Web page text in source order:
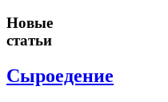
Новые
статьи
Сыроедение